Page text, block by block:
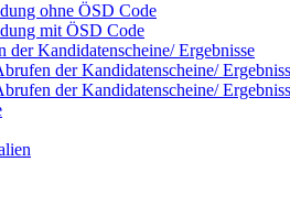
ohne ÖSD Code
mit ÖSD Code
der Kandidatenscheine/ Ergebnisse
der Kandidatenscheine/
der Kandidatenscheine/